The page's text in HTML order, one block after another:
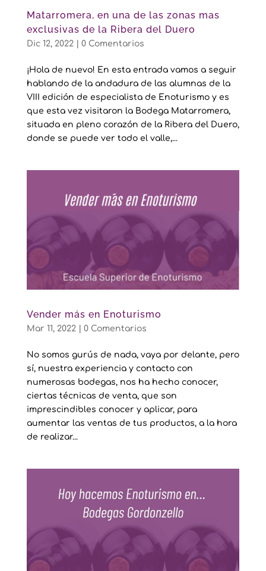
Matarromera, en una de las zonas mas
exclusivas de la Ribera del Duero
Dic 12, 2022| 0 Comentarios
¡Hola de nuevo! En esta entrada vamos a seguir
hablando de la andadura de las alumnas de la
VIII edición de especialista de Enoturismo y es
que esta vez visitaron la Bodega Matarromera,
situada en pleno corazón de la Ribera del Duero,
donde se puede ver todo el valle,...
Vender más en Enoturismo
Mar 11, 2022| 0 Comentarios
No somos gurús de nada, vaya por delante, pero
sí, nuestra experiencia y contacto con
numerosas bodegas, nos ha hecho conocer,
ciertas técnicas de venta, que son
imprescindibles conocer y aplicar, para
aumentar las ventas de tus productos, a la hora
de realizar...